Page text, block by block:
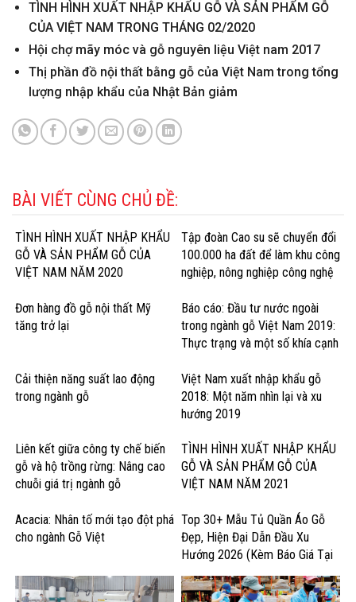
TÌNH HÌNH XUẤT NHẬP KHẨU GỖ VÀ SẢN PHẨM GỖ
CỦA VIỆT NAM TRONG THÁNG 02/2020
Hội chợ mãy móc và gỗ nguyên liệu Việt nam 2017
Thị phần đồ nội thất bằng gỗ của Việt Nam trong tổng
lượng nhập khẩu của Nhật Bản giảm
BÀI VIẾT CÙNG CHỦ ĐỀ:
TÌNH HÌNH XUẤT NHẬP KHẨU
GỖ VÀ SẢN PHẨM GỖ CỦA
VIỆT NAM NĂM 2020
Tập đoàn Cao su sẽ chuyển đổi
100.000 ha đất để làm khu công
nghiệp, nông nghiệp công nghệ
Đơn hàng đồ gỗ nội thất Mỹ
tăng trở lại
Báo cáo: Đầu tư nước ngoài
trong ngành gỗ Việt Nam 2019:
Thực trạng và một số khía cạnh
Cải thiện năng suất lao động
trong ngành gỗ
Việt Nam xuất nhập khẩu gỗ
2018: Một năm nhìn lại và xu
hướng 2019
Liên kết giữa công ty chế biến
gỗ và hộ trồng rừng: Nâng cao
chuỗi giá trị ngành gỗ
TÌNH HÌNH XUẤT NHẬP KHẨU
GỖ VÀ SẢN PHẨM GỖ CỦA
VIỆT NAM NĂM 2021
Acacia: Nhân tố mới tạo đột phá
cho ngành Gỗ Việt
Top 30+ Mẫu Tủ Quần Áo Gỗ
Đẹp, Hiện Đại Dẫn Đầu Xu
Hướng 2026 (Kèm Báo Giá Tại